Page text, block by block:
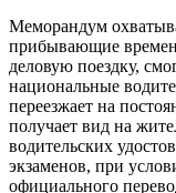
Меморандум
прибывающие
деловую поездку,
национальные
переезжает на
получает вид на
водительских
экзаменов, при
официального